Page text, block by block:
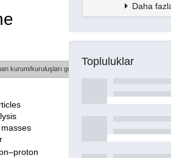
kurum/kuruluşları göster
Daha
Topluluklar